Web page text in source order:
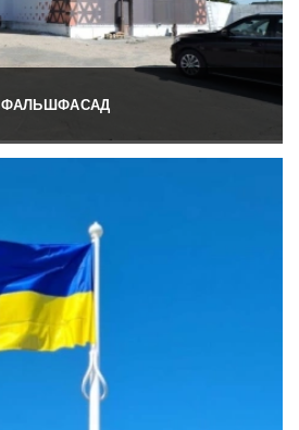
ФАЛЬШФАСАД